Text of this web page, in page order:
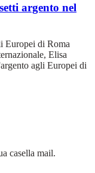
argento nel
Europei di Roma
Elisa
agli Europei di
casella mail.